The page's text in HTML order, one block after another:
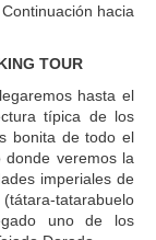
hacia
TOUR
hasta el
típica de los
bonita de todo el
veremos la
imperiales de
tatarabuelo
uno de los